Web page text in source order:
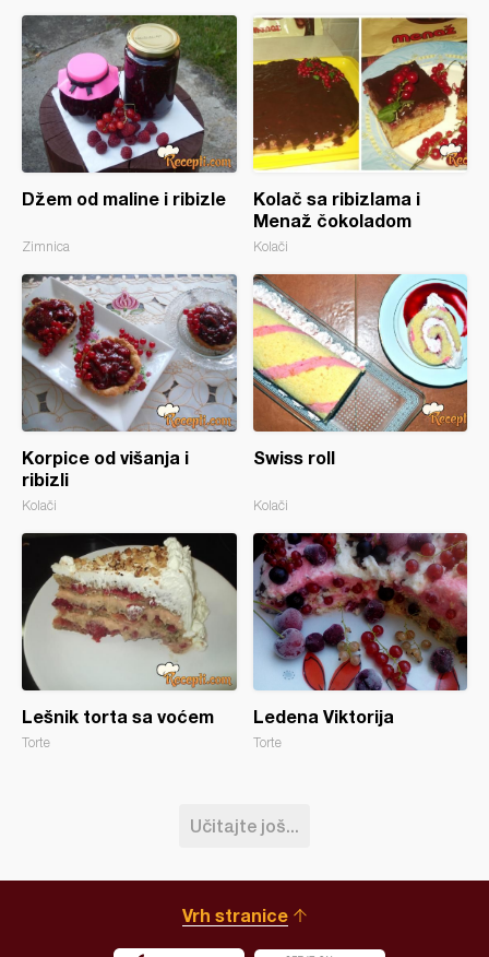
Džem od maline i ribizle
Zimnica
Kolač sa ribizlama i
Menaž čokoladom
Kolači
Korpice od višanja i
ribizli
Kolači
Swiss roll
Kolači
Lešnik torta sa voćem
Torte
Ledena Viktorija
Torte
Učitajte još...
Vrh stranice